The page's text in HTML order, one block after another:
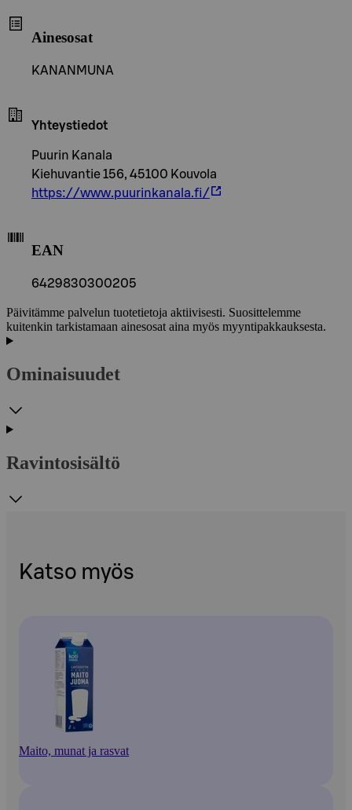
Ainesosat
KANANMUNA
Yhteystiedot
Puurin Kanala
Kiehuvantie 156, 45100 Kouvola
https://www.puurinkanala.fi/
EAN
6429830300205
Päivitämme palvelun tuotetietoja aktiivisesti. Suosittelemme
kuitenkin tarkistamaan ainesosat aina myös myyntipakkauksesta.
Ominaisuudet
Ravintosisältö
Katso myös
Maito, munat ja rasvat